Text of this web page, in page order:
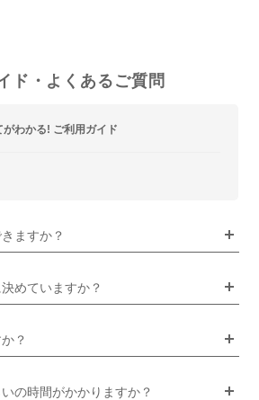
ド・よくあるご質問
わかる! ご利用ガイド
ますか？
めていますか？
？
の時間がかかりますか？